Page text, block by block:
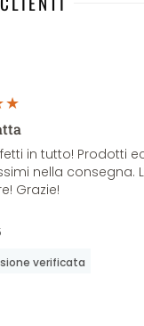
in tutto! Prodotti
nella consegna.
Grazie!
verificata